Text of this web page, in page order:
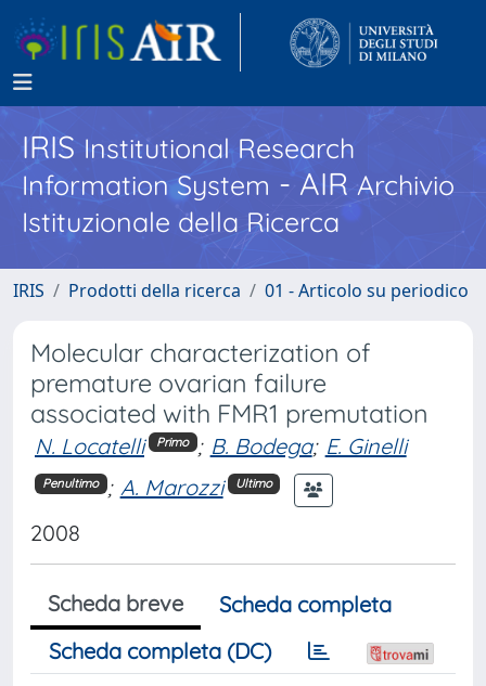
IRISInstitutional Research
Information System - AIR Archivio
Istituzionale della Ricerca
IRIS Prodotti della ricerca 01 - Articolo su periodico
Molecular characterization of
premature ovarian failure
associated with FMR1 premutation
N. Locatelli Primo ; B. Bodega; E. Ginelli
Penultimo ; A. Marozzi Ultimo
2008
Scheda breve
Scheda completa
Scheda completa (DC)